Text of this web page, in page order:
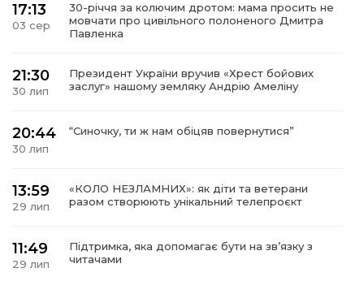
17:13
03 сер
30-річчя за колючим дротом: мама просить не
мовчати про цивільного полоненого Дмитра
Павленка
21:30
30 лип
Президент України вручив «Хрест бойових
заслуг» нашому земляку Андрію Амеліну
20:44
30 лип
“Синочку, ти ж нам обіцяв повернутися”
13:59
29 лип
«КОЛО НЕЗЛАМНИХ»: як діти та ветерани
разом створюють унікальний телепроєкт
11:49
29 лип
Підтримка, яка допомагає бути на зв’язку з
читачами